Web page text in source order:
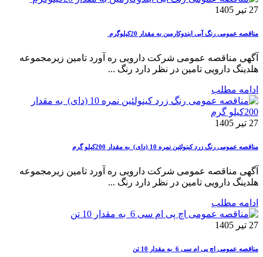
27 تیر 1405
مناقصه عمومی رنگ آبی ایندوکارمین به مقدار 20کیلوگرم
آگهی مناقصه عمومی شرکت دارویی ره آورد تامین زیرمجموعه
هلدینگ دارویی تامین در نظر دارد رنگ ...
ادامه مطلب
27 تیر 1405
مناقصه عمومی رنگ زرد کینولئین نمره 10 (دای) به مقدار 200کیلو گرم
آگهی مناقصه عمومی شرکت دارویی ره آورد تامین زیرمجموعه
هلدینگ دارویی تامین در نظر دارد رنگ ...
ادامه مطلب
27 تیر 1405
مناقصه عمومی اچ پی ام سی 6 به مقدار 10 تن